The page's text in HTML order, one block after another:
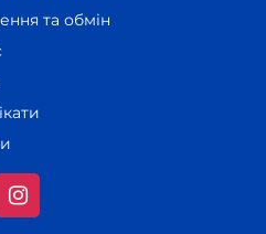
та обмін